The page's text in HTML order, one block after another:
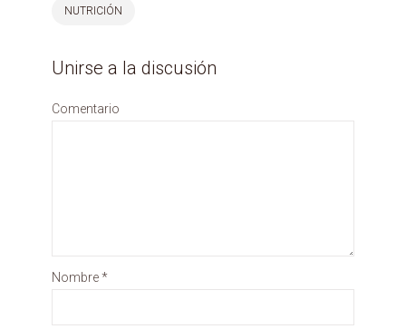
NUTRICIÓN
Unirse a la discusión
Comentario
Nombre*